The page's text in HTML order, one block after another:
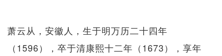
萧云从，安徽人，生于明万历二十四年
（1596），卒于清康熙十二年（1673），享年